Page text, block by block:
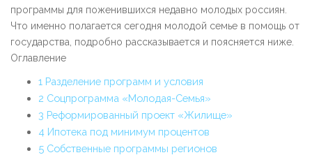
программы для поженившихся недавно молодых россиян.
Что именно полагается сегодня молодой семье в помощь от
государства, подробно рассказывается и поясняется ниже.
Оглавление
1 Разделение программ и условия
2 Соцпрограмма «Молодая-Семья»
3 Реформированный проект «Жилище»
4 Ипотека под минимум процентов
5 Собственные программы регионов